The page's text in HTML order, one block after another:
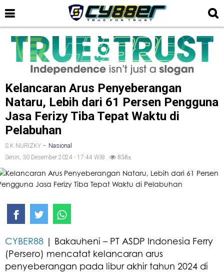
Kelancaran Arus Penyeberangan
Nataru, Lebih dari 61 Persen Pengguna
Jasa Ferizy Tiba Tepat Waktu di
Pelabuhan
S.K NURIZKY - Nasional
Senin, 30 Desember 2024 - 17:44 WIB
858x
CYBER88 | Bakauheni – PT ASDP Indonesia Ferry
(Persero) mencatat kelancaran arus
penyeberangan pada libur akhir tahun 2024 di